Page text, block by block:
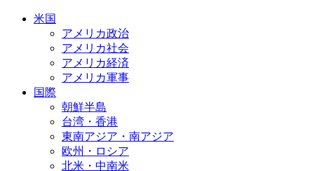
米国
アメリカ政治
アメリカ社会
アメリカ経済
アメリカ軍事
国際
朝鮮半島
台湾・香港
東南アジア・南アジア
欧州・ロシア
北米・中南米